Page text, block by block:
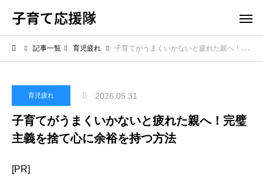
子育て応援隊
記事一覧 育児疲れ 子育てがうまくいかないと疲れた親へ！完璧主義を捨て心に余裕を持つ方法
育児疲れ 2026.05.31
子育てがうまくいかないと疲れた親へ！完璧
主義を捨て心に余裕を持つ方法
[PR]